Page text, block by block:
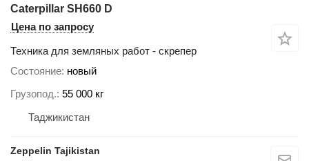
Caterpillar SH660 D
Цена по запросу
Техника для земляных работ - скрепер
Состояние новый
Грузопод. 55 000 кг
Таджикистан
Zeppelin Tajikistan